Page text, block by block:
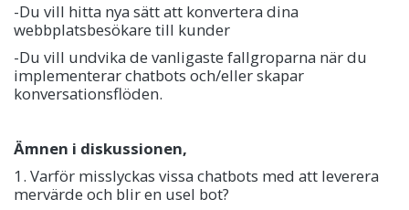
-Du vill hitta nya sätt att konvertera dina
webbplatsbesökare till kunder
-Du vill undvika de vanligaste fallgroparna när du
implementerar chatbots och/eller skapar
konversationsflöden.
Ämnen i diskussionen,
1. Varför misslyckas vissa chatbots med att leverera
mervärde och blir en usel bot?